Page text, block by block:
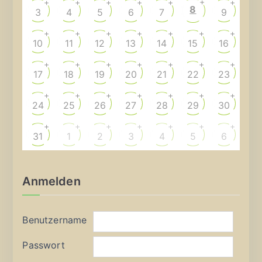
3
+
4
+
5
+
6
+
7
+
8 9
+
10
+
11
+
12
+
13
+
14
+
15
+
16
+
17
+
18
+
19
+
20
+
21
+
22
+
23
+
24
+
25
+
26
+
27
+
28
+
29
+
30
+
31
+
1
+
2
+
3
+
4
+
5
+
6
+
Anmelden
Benutzername
Passwort